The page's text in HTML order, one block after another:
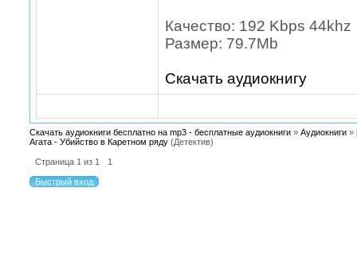
Качество: 192 Kbps 44khz
Размер: 79.7Mb
Скачать аудиокнигу
Скачать аудиокниги бесплатно на mp3 - бесплатные аудиокниги » Аудиокниги »
Агата - Убийство в Каретном ряду (Детектив)
Страница 1 из 1 1